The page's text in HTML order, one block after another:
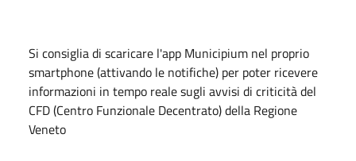
Si consiglia di scaricare l'app Municipium nel proprio
smartphone (attivando le notifiche) per poter ricevere
informazioni in tempo reale sugli avvisi di criticità del
CFD (Centro Funzionale Decentrato) della Regione
Veneto